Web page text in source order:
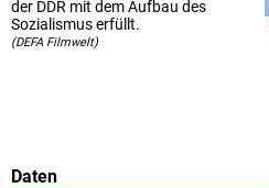
der DDR mit dem Aufbau des
Sozialismus erfüllt.
(DEFA Filmwelt)
Daten